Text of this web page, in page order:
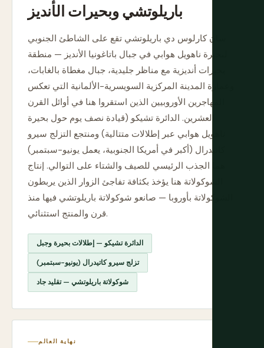
باريلوتشي وبحيرات الأنديز
سان كارلوس دي باريلوتشي تقع على الشاطئ الجنوبي
لبحيرة ناهويل هوابي في جبال باتاغونيا الأنديز — منطقة
بحيرات أنديزية مع مناظر جليدية، جبال مغطاة بالغابات،
وعمارة المدينة المركزية السويسرية-الألمانية التي تعكس
المهاجرين الأوروبيين الذين استقروا هنا في أوائل القرن
العشرين. الدائرة تشيكو (قيادة نصف يوم حول بحيرة
ناهويل هوابي عبر إطلالات متتالية) ومنتجع التزلج سيرو
كاتيدرال (أكبر في أمريكا الجنوبية، يعمل يونيو-سبتمبر)
هما الجذب الرئيسي للصيف والشتاء على التوالي. إنتاج
الشوكولاتة هنا يؤخذ بكثافة تفاجئ الزوار الذين يربطون
الشوكولاتة بأوروبا — صانعو شوكولاتة باريلوتشي فيها منذ
قرن والمنتج استثنائي.
الدائرة تشيكو — إطلالات بحيرة وجبل
تزلج سيرو كاتيدرال (يونيو-سبتمبر)
شوكولاتة باريلوتشي — تقليد جاد
نهاية العالم